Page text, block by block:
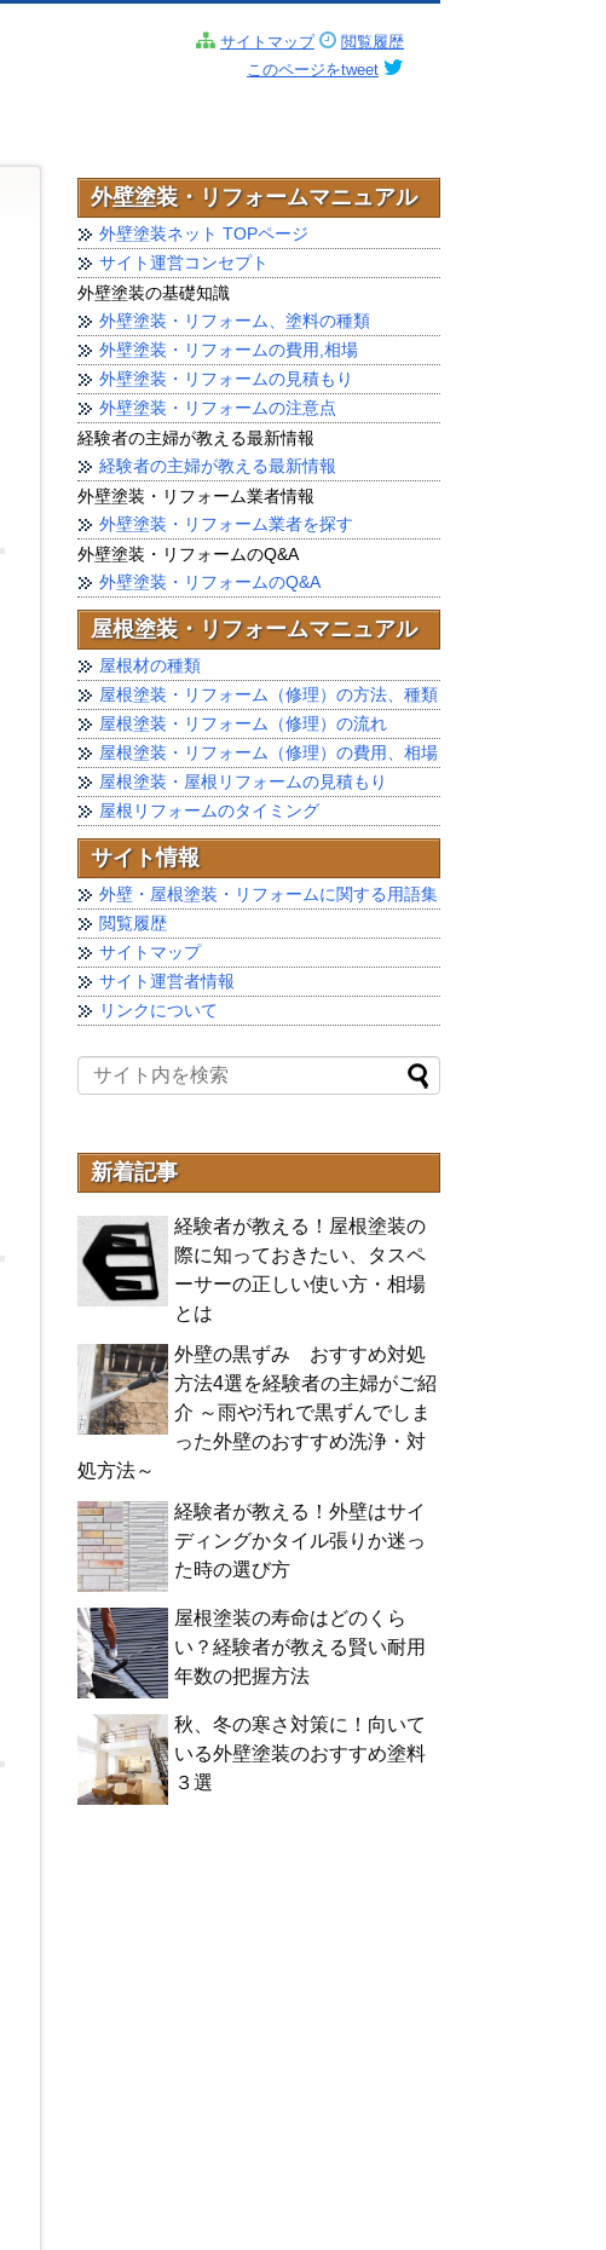
サイトマップ
閲覧履歴
このページをtweet
外壁塗装・リフォームマニュアル
外壁塗装ネット TOPページ
サイト運営コンセプト
外壁塗装の基礎知識
外壁塗装・リフォーム、塗料の種類
外壁塗装・リフォームの費用,相場
外壁塗装・リフォームの見積もり
外壁塗装・リフォームの注意点
経験者の主婦が教える最新情報
経験者の主婦が教える最新情報
外壁塗装・リフォーム業者情報
外壁塗装・リフォーム業者を探す
外壁塗装・リフォームのQ&A
外壁塗装・リフォームのQ&A
屋根塗装・リフォームマニュアル
屋根材の種類
屋根塗装・リフォーム（修理）の方法、種類
屋根塗装・リフォーム（修理）の流れ
屋根塗装・リフォーム（修理）の費用、相場
屋根塗装・屋根リフォームの見積もり
屋根リフォームのタイミング
サイト情報
外壁・屋根塗装・リフォームに関する用語集
閲覧履歴
サイトマップ
サイト運営者情報
リンクについて
新着記事
経験者が教える！屋根塗装の
際に知っておきたい、タスペ
ーサーの正しい使い方・相場
とは
外壁の黒ずみ おすすめ対処
方法4選を経験者の主婦がご紹
介 ～雨や汚れで黒ずんでしま
った外壁のおすすめ洗浄・対
処方法～
経験者が教える！外壁はサイ
ディングかタイル張りか迷っ
た時の選び方
屋根塗装の寿命はどのくら
い？経験者が教える賢い耐用
年数の把握方法
秋、冬の寒さ対策に！向いて
いる外壁塗装のおすすめ塗料
３選